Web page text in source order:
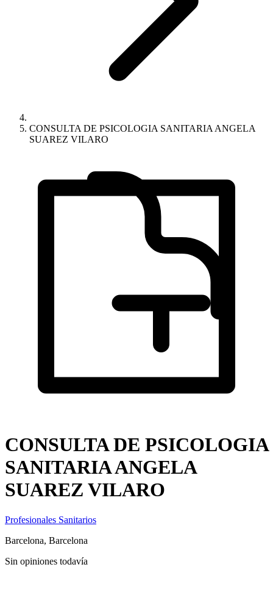
CONSULTA DE PSICOLOGIA SANITARIA ANGELA
SUAREZ VILARO
CONSULTA DE PSICOLOGIA
SANITARIA ANGELA
SUAREZ VILARO
Profesionales Sanitarios
Barcelona, Barcelona
Sin opiniones todavía